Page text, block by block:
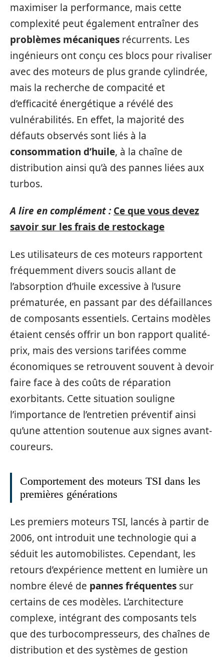
maximiser la performance, mais cette
complexité peut également entraîner des
problèmes mécaniques récurrents. Les
ingénieurs ont conçu ces blocs pour rivaliser
avec des moteurs de plus grande cylindrée,
mais la recherche de compacité et
d’efficacité énergétique a révélé des
vulnérabilités. En effet, la majorité des
défauts observés sont liés à la
consommation d’huile, à la chaîne de
distribution ainsi qu’à des pannes liées aux
turbos.
A lire en complément : Ce que vous devez
savoir sur les frais de restockage
Les utilisateurs de ces moteurs rapportent
fréquemment divers soucis allant de
l’absorption d’huile excessive à l’usure
prématurée, en passant par des défaillances
de composants essentiels. Certains modèles
étaient censés offrir un bon rapport qualité-
prix, mais des versions tarifées comme
économiques se retrouvent souvent à devoir
faire face à des coûts de réparation
exorbitants. Cette situation souligne
l’importance de l’entretien préventif ainsi
qu’une attention soutenue aux signes avant-
coureurs.
Comportement des moteurs TSI dans les
premières générations
Les premiers moteurs TSI, lancés à partir de
2006, ont introduit une technologie qui a
séduit les automobilistes. Cependant, les
retours d’expérience mettent en lumière un
nombre élevé de pannes fréquentes sur
certains de ces modèles. L’architecture
complexe, intégrant des composants tels
que des turbocompresseurs, des chaînes de
distribution et des systèmes de gestion